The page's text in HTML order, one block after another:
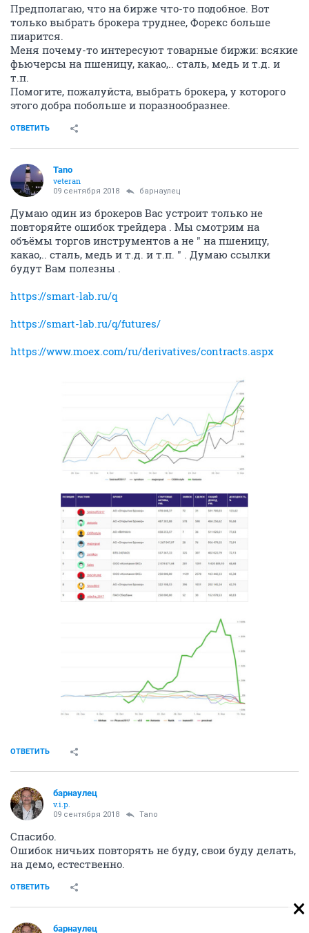
Предполагаю, что на бирже что-то подобное. Вот
только выбрать брокера труднее, Форекс больше
пиарится.
Меня почему-то интересуют товарные биржи: всякие
фьючерсы на пшеницу, какао,.. сталь, медь и т.д. и
т.п.
Помогите, пожалуйста, выбрать брокера, у которого
этого добра побольше и поразнообразнее.
ОТВЕТИТЬ
Tano
veteran
09 сентября 2018 барнаулец
Думаю один из брокеров Вас устроит только не
повторяйте ошибок трейдера . Мы смотрим на
объёмы торгов инструментов а не " на пшеницу,
какао,.. сталь, медь и т.д. и т.п. " . Думаю ссылки
будут Вам полезны .
https://smart-lab.ru/q
https://smart-lab.ru/q/futures/
https://www.moex.com/ru/derivatives/contracts.aspx
ОТВЕТИТЬ
барнаулец
v.i.p.
09 сентября 2018 Tano
Спасибо.
Ошибок ничьих повторять не буду, свои буду делать,
на демо, естественно.
ОТВЕТИТЬ
барнаулец